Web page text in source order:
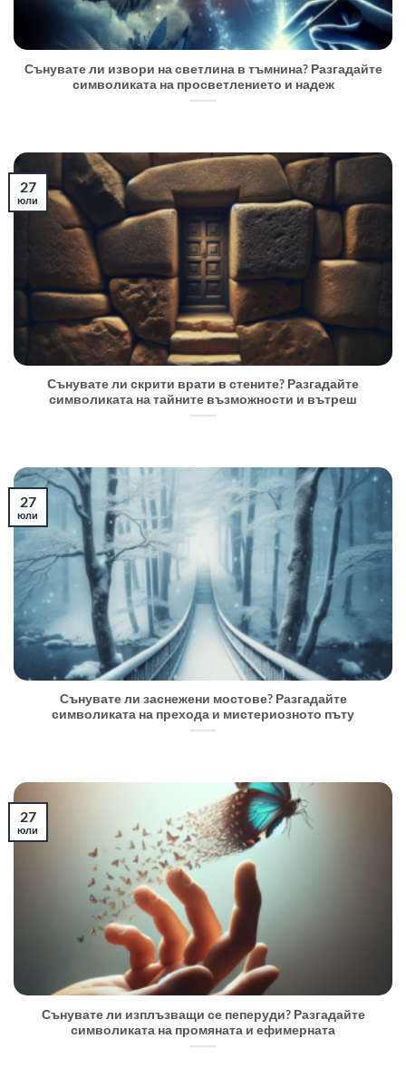
Сънувате ли извори на светлина в тъмнина? Разгадайте
символиката на просветлението и надеж
Сънувате ли скрити врати в стените? Разгадайте
символиката на тайните възможности и вътреш
27
юли
Сънувате ли заснежени мостове? Разгадайте
символиката на прехода и мистериозното пъту
27
юли
Сънувате ли изплъзващи се пеперуди? Разгадайте
символиката на промяната и ефимерната
27
юли